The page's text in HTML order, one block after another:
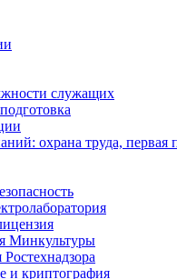
служащих
охрана труда,
Минкультуры
криптография